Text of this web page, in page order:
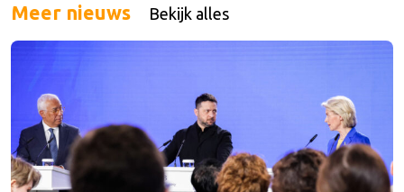
Meer nieuws Bekijk alles